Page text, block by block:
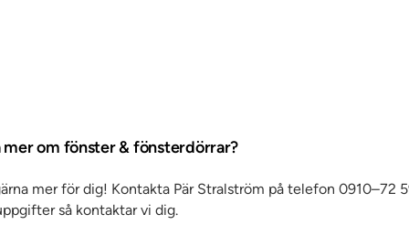
mer om fönster & fönsterdörrar?
mer för dig! Kontakta Pär Stralström på telefon 0910–72
så kontaktar vi dig.
har